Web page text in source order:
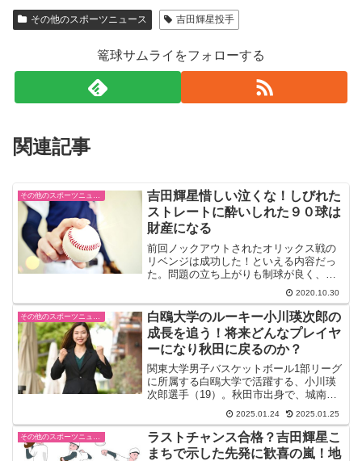
その他のスポーツニュース 吉田輝星投手
篭球サムライをフォローする
関連記事
その他のスポーツニュース
吉田輝星惜しい泣くな！しびれた
ストレートに酔いしれた９０球は
財産になる
前回ノックアウトされたオリックス戦の
リベンジは成功した！といえる内容だっ
た。問題の立ち上がりも制球が良く、ス
トレートの質も戻ったいるように見え
た。追い込んでからのフォークボールは
見抜かれているので、工夫を凝らした投
球内容に進歩を感じた。１点...
2020.10.30
白鴎大学のルーキー小川瑛次郎の
成長を追う！将来どんなプレイヤ
ーになり秋田に戻るのか？
関東大学男子バスケットボール1部リーグ
に所属する白鴎大学で活躍する、小川瑛
次郎選手（19）。秋田市出身で、城南中
学校から山形県の羽黒高校を経て白鴎大
学に進学した彼は、現在ガード兼フォワ
ードとして日々成長を遂げている。高校
時代から国際大会への...
2025.01.24 2025.01.25
ラストチャンス合格？吉田輝星こ
まちで示した先発に歓喜の嵐！地